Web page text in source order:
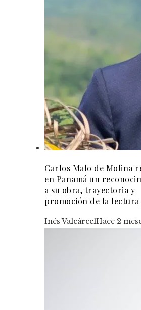
Carlos Malo de Molina
en Panamá un
a su obra, trayectoria y
promoción de la lectura
Inés ValcárcelHace 2